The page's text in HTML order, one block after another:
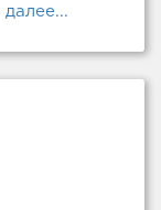
далее...